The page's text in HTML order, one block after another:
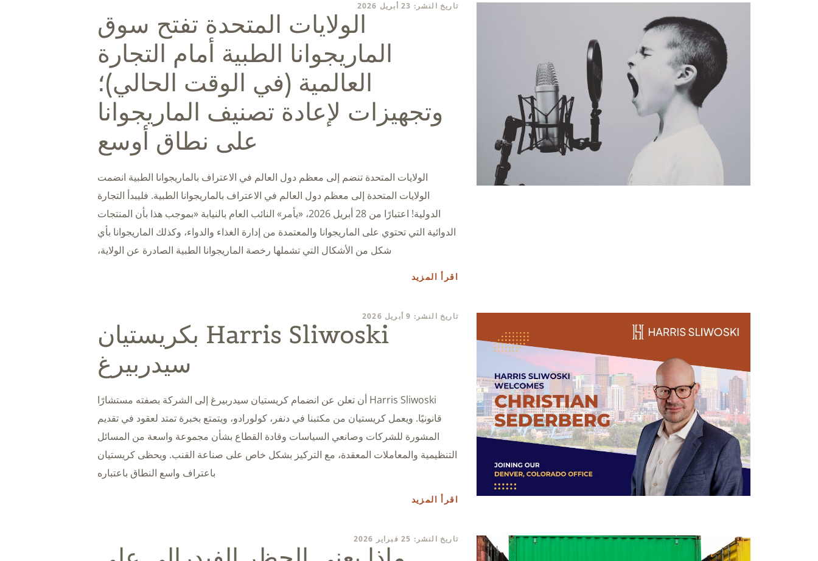
تاريخ النشر: 23 أبريل 2026
الولايات المتحدة تفتح سوق
الماريجوانا الطبية أمام التجارة
العالمية (في الوقت الحالي)؛
وتجهيزات لإعادة تصنيف الماريجوانا
على نطاق أوسع
الولايات المتحدة تنضم إلى معظم دول العالم في الاعتراف بالماريجوانا الطبية انضمت
الولايات المتحدة إلى معظم دول العالم في الاعتراف بالماريجوانا الطبية. فليبدأ التجارة
الدولية! اعتبارًا من 28 أبريل 2026، «يأمر» النائب العام بالنيابة «بموجب هذا بأن المنتجات
الدوائية التي تحتوي على الماريجوانا والمعتمدة من إدارة الغذاء والدواء، وكذلك الماريجوانا بأي
شكل من الأشكال التي تشملها رخصة الماريجوانا الطبية الصادرة عن الولاية،
اقرأ المزيد
تاريخ النشر: 9 أبريل 2026
Harris Sliwoski بكريستيان
سيدربيرغ
Harris Sliwoski أن تعلن عن انضمام كريستيان سيدربيرغ إلى الشركة بصفته مستشارًا
قانونيًا. ويعمل كريستيان من مكتبنا في دنفر، كولورادو، ويتمتع بخبرة تمتد لعقود في تقديم
المشورة للشركات وصانعي السياسات وقادة القطاع بشأن مجموعة واسعة من المسائل
التنظيمية والمعاملات المعقدة، مع التركيز بشكل خاص على صناعة القنب. ويحظى كريستيان
باعتراف واسع النطاق باعتباره
اقرأ المزيد
تاريخ النشر: 25 فبراير 2026